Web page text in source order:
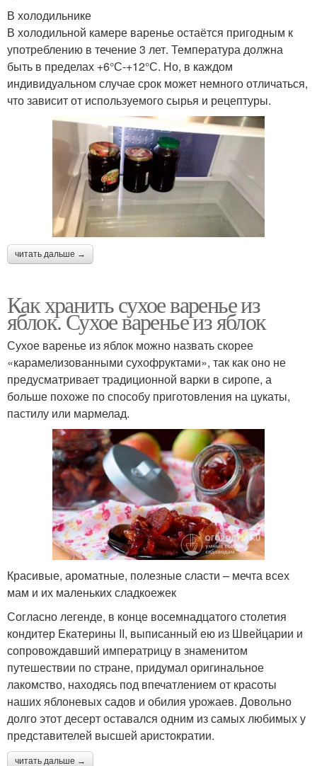
В холодильнике
В холодильной камере варенье остаётся пригодным к
употреблению в течение 3 лет. Температура должна
быть в пределах +6°С-+12°С. Но, в каждом
индивидуальном случае срок может немного отличаться,
что зависит от используемого сырья и рецептуры.
читать дальше →
Как хранить сухое варенье из
яблок. Сухое варенье из яблок
Сухое варенье из яблок можно назвать скорее
«карамелизованными сухофруктами», так как оно не
предусматривает традиционной варки в сиропе, а
больше похоже по способу приготовления на цукаты,
пастилу или мармелад.
Красивые, ароматные, полезные сласти – мечта всех
мам и их маленьких сладкоежек
Согласно легенде, в конце восемнадцатого столетия
кондитер Екатерины II, выписанный ею из Швейцарии и
сопровождавший императрицу в знаменитом
путешествии по стране, придумал оригинальное
лакомство, находясь под впечатлением от красоты
наших яблоневых садов и обилия урожаев. Довольно
долго этот десерт оставался одним из самых любимых у
представителей высшей аристократии.
читать дальше →